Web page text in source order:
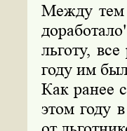
Между тем
льготу,
году им
Как ранее
этом году